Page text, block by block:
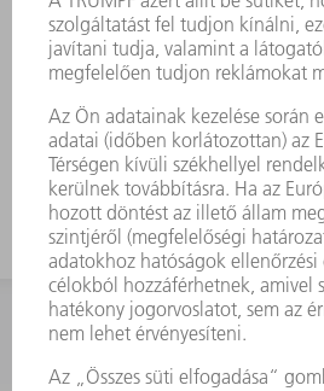
Karcolások
Hosszú élettartamú és
Optimálisan az Ön
igazítva
KAPCSOLAT
Szerszám